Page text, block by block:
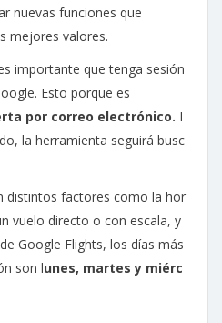
nuevas funciones que
mejores valores.
importante que tenga sesión
Esto porque es
por correo electrónico. I
la herramienta seguirá busc
distintos factores como la hor
vuelo directo o con escala, y
Google Flights, los días más
son lunes, martes y miérc